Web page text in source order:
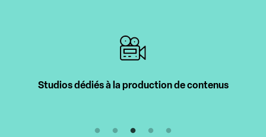
Intervenants professionnels